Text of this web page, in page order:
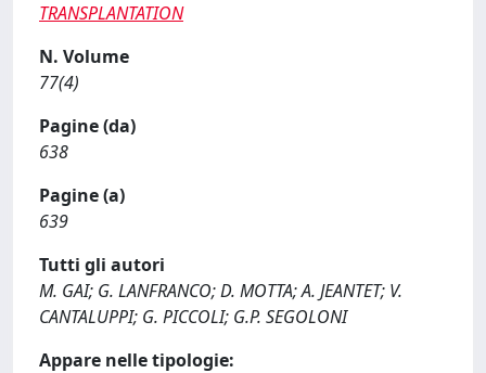
TRANSPLANTATION
N. Volume
77(4)
Pagine (da)
638
Pagine (a)
639
Tutti gli autori
M. GAI; G. LANFRANCO; D. MOTTA; A. JEANTET; V.
CANTALUPPI; G. PICCOLI; G.P. SEGOLONI
Appare nelle tipologie: